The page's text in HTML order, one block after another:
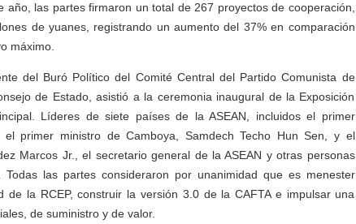
año, las partes firmaron un total de 267 proyectos de cooperación,
de yuanes, registrando un aumento del 37% en comparación
máximo.
del Buró Político del Comité Central del Partido Comunista de
de Estado, asistió a la ceremonia inaugural de la Exposición
Líderes de siete países de la ASEAN, incluidos el primer
el primer ministro de Camboya, Samdech Techo Hun Sen, y el
Marcos Jr., el secretario general de la ASEAN y otras personas
las partes consideraron por unanimidad que es menester
de la RCEP, construir la versión 3.0 de la CAFTA e impulsar una
de suministro y de valor.